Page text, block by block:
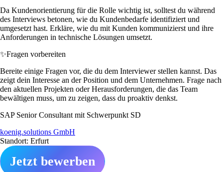
Da Kundenorientierung für die Rolle wichtig ist, solltest du während
des Interviews betonen, wie du Kundenbedarfe identifiziert und
umgesetzt hast. Erkläre, wie du mit Kunden kommunizierst und ihre
Anforderungen in technische Lösungen umsetzt.
✨Fragen vorbereiten
Bereite einige Fragen vor, die du dem Interviewer stellen kannst. Das
zeigt dein Interesse an der Position und dem Unternehmen. Frage nach
den aktuellen Projekten oder Herausforderungen, die das Team
bewältigen muss, um zu zeigen, dass du proaktiv denkst.
SAP Senior Consultant mit Schwerpunkt SD
koenig.solutions GmbH
Standort: Erfurt
Jetzt bewerben